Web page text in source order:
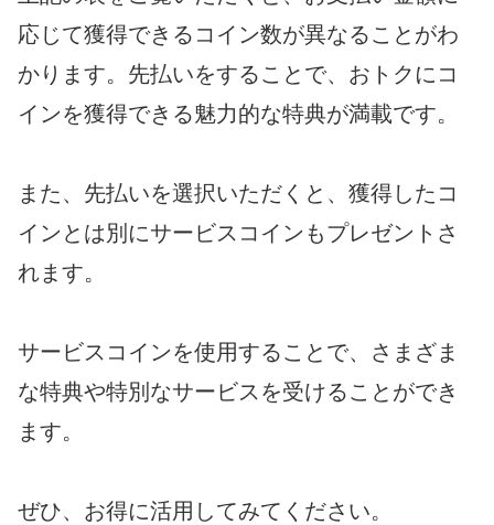
応じて獲得できるコイン数が異なることがわ
かります。先払いをすることで、おトクにコ
インを獲得できる魅力的な特典が満載です。
また、先払いを選択いただくと、獲得したコ
インとは別にサービスコインもプレゼントさ
れます。
サービスコインを使用することで、さまざま
な特典や特別なサービスを受けることができ
ます。
ぜひ、お得に活用してみてください。